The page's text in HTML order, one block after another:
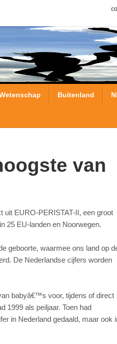
Buitenland
uit EURO-PERISTAT-II, een groot
25 EU-landen en Noorwegen.
geboorte, waarmee ons land op
De Nederlandse cijfers worden
babyâ€™s voor, tijdens of direct
1999 als peiljaar. Toen had
in Nederland gedaald, maar ook